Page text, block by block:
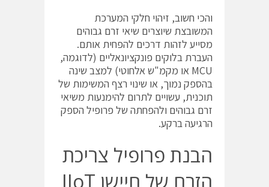
והכי חשוב, זיהוי חלקי המערכת
המשובצת שיוצרים שיאי זרם גבוהים
מסייע לזהות דרכים להפחית אותם.
העברת בלוקים פונקציונאליים (לדוגמה,
‎MCU‎‏ או מקמ"ש אלחוטי) למצב שינה
בהספק נמוך, או שינוי רצף המשימות של
תוכנית, עשויים לתרום להימנעות משיאי
זרם גבוהים ולהפחתה של פרופיל הספק
הרגיעה ברקע.
הבנת פרופיל צריכת